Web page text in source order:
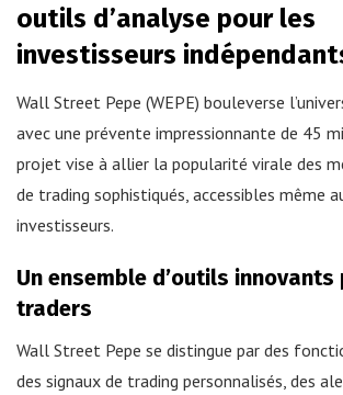
outils d’analyse pour les
investisseurs
Wall Street Pepe (WEPE) bouleverse
avec une prévente impressionnante de 45
projet vise à allier la popularité virale des
de trading sophistiqués, accessibles même
investisseurs.
Un ensemble d’outils innovants
traders
Wall Street Pepe se distingue par des
des signaux de trading personnalisés, des